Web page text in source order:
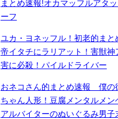
まとめ速報!オカマッフルアタ
ーフ
ユカ・ヨネッフル！初老的まと
帝イタチにラリアット！害獣神
害に必殺！パイルドライバー
おネコさん的まとめ速報 僕の
ちゃん人形！豆腐メンタルメン
アルバイターのぬいぐるみ男子